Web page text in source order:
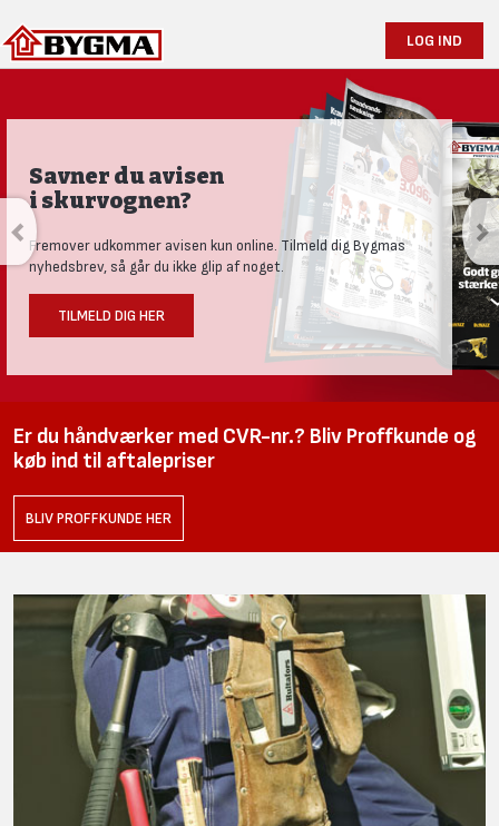
LOG IND
Savner du avisen
i skurvognen?
Fremover udkommer avisen kun online. Tilmeld dig Bygmas
nyhedsbrev, så går du ikke glip af noget.
TILMELD DIG HER
Er du håndværker med CVR-nr.? Bliv Proffkunde og
køb ind til aftalepriser
BLIV PROFFKUNDE HER